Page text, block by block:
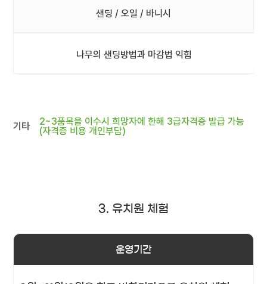
샌딩 / 오일 / 바니시
나무의 샌딩방법과 마감법 익힘
기타
2~3품목을 이수시 희망자에 한해 3급자격증 발급 가능
(자격증 비용 개인부담)
3. 유치원 체험
운영기간